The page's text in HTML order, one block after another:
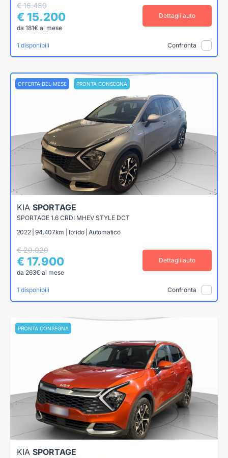
€ 16.480
€ 15.200
da 181€ al mese
Dettagli auto
1 disponibili Confronta
OFFERTA DEL MESE PRONTA CONSEGNA
KIA SPORTAGE
SPORTAGE 1.6 CRDI MHEV STYLE DCT
2022 | 94.407km | Ibrido | Automatico
€ 20.020
€ 17.900
da 263€ al mese
Dettagli auto
1 disponibili Confronta
PRONTA CONSEGNA
KIA SPORTAGE